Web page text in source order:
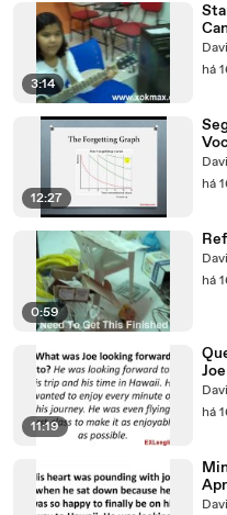
3:14
há
12:27
há
0:59
há
11:19
há